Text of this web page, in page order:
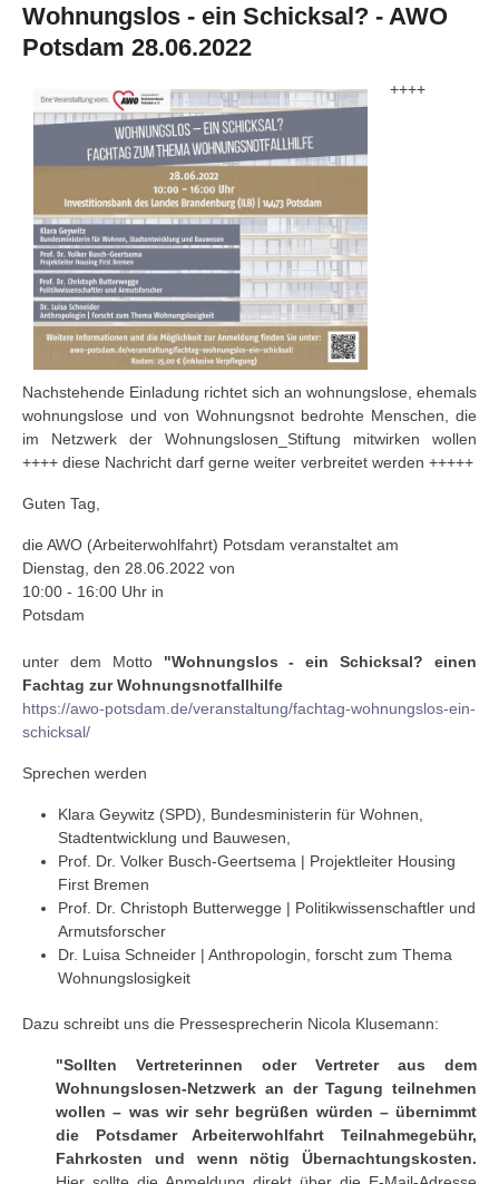
Wohnungslos - ein Schicksal? - AWO
Potsdam 28.06.2022
++++
Nachstehende Einladung richtet sich an wohnungslose, ehemals
wohnungslose und von Wohnungsnot bedrohte Menschen, die
im Netzwerk der Wohnungslosen_Stiftung mitwirken wollen
++++ diese Nachricht darf gerne weiter verbreitet werden +++++
Guten Tag,
die AWO (Arbeiterwohlfahrt) Potsdam veranstaltet am
Dienstag, den 28.06.2022 von
10:00 - 16:00 Uhr in
Potsdam
unter dem Motto "Wohnungslos - ein Schicksal? einen
Fachtag zur Wohnungsnotfallhilfe
https://awo-potsdam.de/veranstaltung/fachtag-wohnungslos-ein-
schicksal/
Sprechen werden
Klara Geywitz (SPD), Bundesministerin für Wohnen,
Stadtentwicklung und Bauwesen,
Prof. Dr. Volker Busch-Geertsema | Projektleiter Housing
First Bremen
Prof. Dr. Christoph Butterwegge | Politikwissenschaftler und
Armutsforscher
Dr. Luisa Schneider | Anthropologin, forscht zum Thema
Wohnungslosigkeit
Dazu schreibt uns die Pressesprecherin Nicola Klusemann:
"Sollten Vertreterinnen oder Vertreter aus dem
Wohnungslosen-Netzwerk an der Tagung teilnehmen
wollen – was wir sehr begrüßen würden – übernimmt
die Potsdamer Arbeiterwohlfahrt Teilnahmegebühr,
Fahrkosten und wenn nötig Übernachtungskosten.